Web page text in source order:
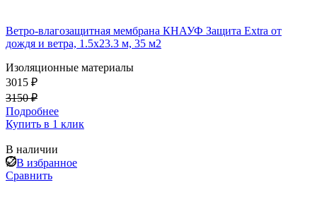
Ветро-влагозащитная мембрана КНАУФ Защита Extra от
дождя и ветра, 1.5х23.3 м, 35 м2
Изоляционные материалы
3015 ₽
3150 ₽
Подробнее
Купить в 1 клик
В наличии
В избранное
Сравнить